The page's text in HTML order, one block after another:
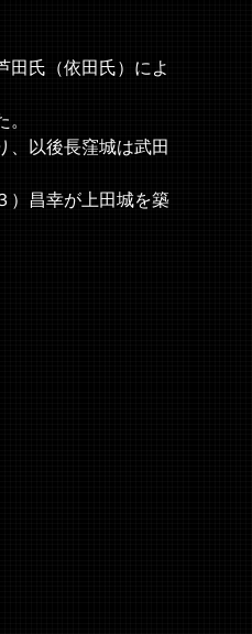
氏（依田氏）によ
以後長窪城は武田
）昌幸が上田城を築